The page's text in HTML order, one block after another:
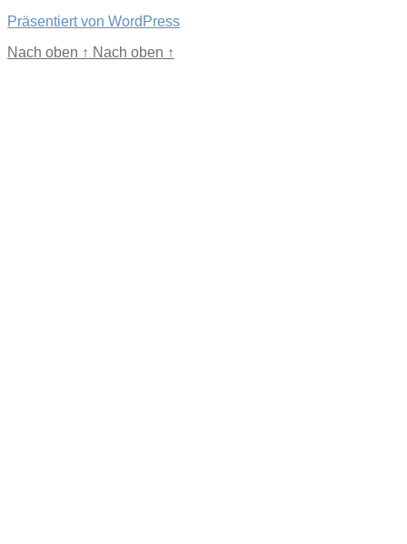
Präsentiert von WordPress
Nach oben ↑ Nach oben ↑